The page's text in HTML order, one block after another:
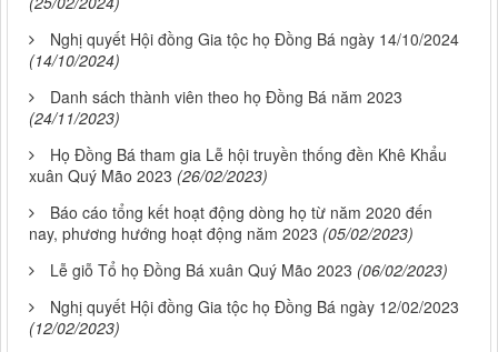
Nghị quyết Hội đồng Gia tộc họ Đồng Bá ngày 14/10/2024
(14/10/2024)
Danh sách thành viên theo họ Đồng Bá năm 2023
(24/11/2023)
Họ Đồng Bá tham gia Lễ hội truyền thống đền Khê Khẩu
xuân Quý Mão 2023 (26/02/2023)
Báo cáo tổng kết hoạt động dòng họ từ năm 2020 đến
nay, phương hướng hoạt động năm 2023 (05/02/2023)
Lễ giỗ Tổ họ Đồng Bá xuân Quý Mão 2023 (06/02/2023)
Nghị quyết Hội đồng Gia tộc họ Đồng Bá ngày 12/02/2023
(12/02/2023)